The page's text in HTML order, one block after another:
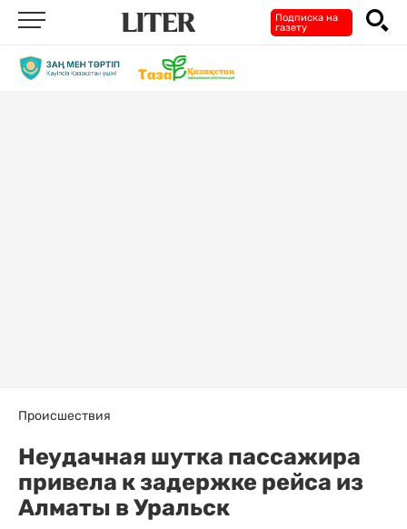
Подписка на
газету
Происшествия
Неудачная шутка пассажира
привела к задержке рейса из
Алматы в Уральск